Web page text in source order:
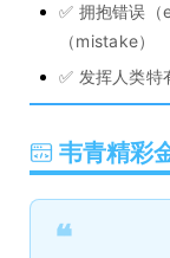
✅ 拥抱错误
（mistake）
✅ 发挥人类特
韦青精彩
❝